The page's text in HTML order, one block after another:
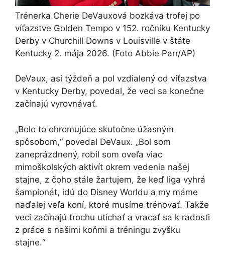
Trénerka Cherie DeVauxová bozkáva trofej po
víťazstve Golden Tempo v 152. ročníku Kentucky
Derby v Churchill Downs v Louisville v štáte
Kentucky 2. mája 2026. (Foto Abbie Parr/AP)
DeVaux, asi týždeň a pol vzdialený od víťazstva
v Kentucky Derby, povedal, že veci sa konečne
začínajú vyrovnávať.
„Bolo to ohromujúce skutočne úžasným
spôsobom,“ povedal DeVaux. „Bol som
zaneprázdnený, robil som oveľa viac
mimoškolských aktivít okrem vedenia našej
stajne, z čoho stále žartujem, že keď liga vyhrá
šampionát, idú do Disney Worldu a my máme
naďalej veľa koní, ktoré musíme trénovať. Takže
veci začínajú trochu utíchať a vracať sa k radosti
z práce s našimi koňmi a tréningu zvyšku
stajne.“